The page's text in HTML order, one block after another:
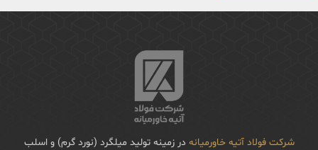
شرکت فولاد آتیه خاورمیانه در زمینه تولید میلگرد (نورد گرم) و اسلب